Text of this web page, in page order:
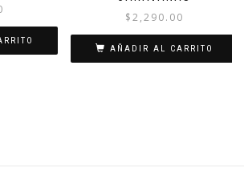
$2,290.00
AÑADIR AL CARRITO